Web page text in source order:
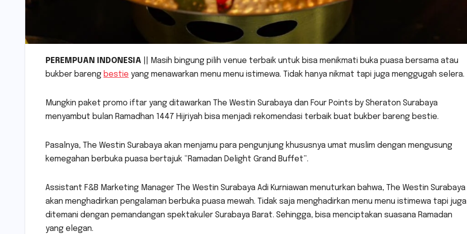
PEREMPUAN INDONESIA || Masih bingung pilih venue terbaik untuk bisa menikmati buka puasa bersama atau
bukber bareng bestie yang menawarkan menu menu istimewa. Tidak hanya nikmat tapi juga menggugah selera.
Mungkin paket promo iftar yang ditawarkan The Westin Surabaya dan Four Points by Sheraton Surabaya
menyambut bulan Ramadhan 1447 Hijriyah bisa menjadi rekomendasi terbaik buat bukber bareng bestie.
Pasalnya, The Westin Surabaya akan menjamu para pengunjung khususnya umat muslim dengan mengusung
kemegahan berbuka puasa bertajuk “Ramadan Delight Grand Buffet”.
Assistant F&B Marketing Manager The Westin Surabaya Adi Kurniawan menuturkan bahwa, The Westin Surabaya
akan menghadirkan pengalaman berbuka puasa mewah. Tidak saja menghadirkan menu menu istimewa tapi juga
ditemani dengan pemandangan spektakuler Surabaya Barat. Sehingga, bisa menciptakan suasana Ramadan
yang elegan.